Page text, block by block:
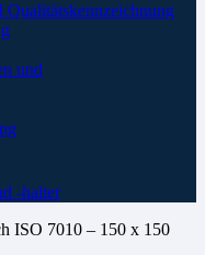
Qualitätskennzeichnung
und
-halter